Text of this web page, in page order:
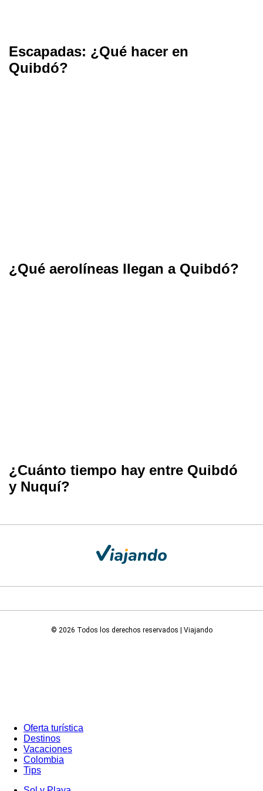
Escapadas: ¿Qué hacer en
Quibdó?
¿Qué aerolíneas llegan a Quibdó?
¿Cuánto tiempo hay entre Quibdó
y Nuquí?
© 2026 Todos los derechos reservados | Viajando
Oferta turística
Destinos
Vacaciones
Colombia
Tips